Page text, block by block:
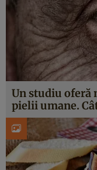
Un studiu oferă
pielii umane.